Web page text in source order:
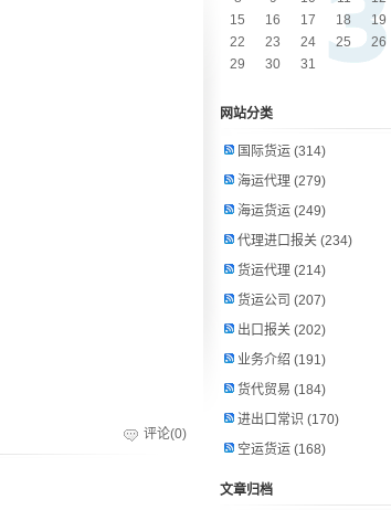
评论(0)
15
16 17 18 19
22
23 24 25 26
29
30 31
网站分类
国际货运 (314)
海运代理 (279)
海运货运 (249)
代理进口报关 (234)
货运代理 (214)
货运公司 (207)
出口报关 (202)
业务介绍 (191)
货代贸易 (184)
进出口常识 (170)
空运货运 (168)
文章归档